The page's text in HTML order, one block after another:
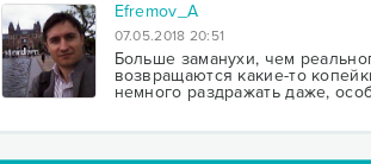
Efremov_A
07.05.2018 20:51
Больше заманухи, чем
возвращаются какие-то
немного раздражать даже,